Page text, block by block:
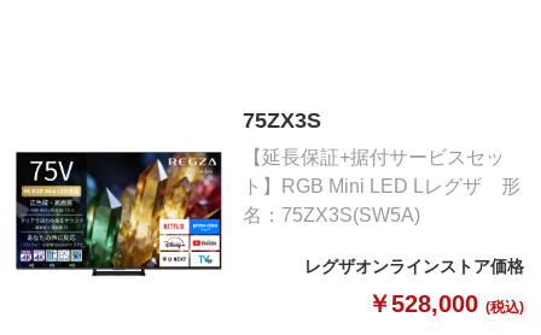
75ZX3S
【延長保証+据付サービスセッ
ト】RGB Mini LED Lレグザ 形
名：75ZX3S(SW5A)
レグザオンラインストア価格
￥528,000 (税込)